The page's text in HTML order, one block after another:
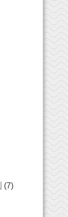
(7)